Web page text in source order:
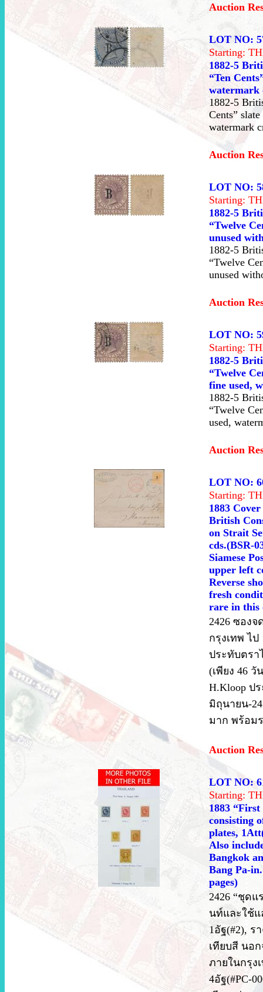
Auction
LOT NO:
Starting:
1882-5
“Ten
watermark
1882-5
Cents”
watermark
Auction
LOT NO:
Starting:
1882-5
“Twelve
unused
1882-5
“Twelve
unused
Auction
LOT NO:
Starting:
1882-5
“Twelve
fine used,
1882-5
“Twelve
used,
Auction
LOT NO:
Starting:
1883
British
on Strait
cds.(BSR-
Siamese
upper left
Reverse
fresh
rare in this
2426 ซอง
กรุงเทพ ไป
ประทับตรา
(เพียง 46 วั
H.Kloop ป
มิถุนายน-
มาก พร้อม
Auction
LOT NO:
Starting:
1883 “First
consisting
plates,
Also
Bangkok
Bang Pa-
pages)
2426 “ชุด
นท์และใช้แ
1อัฐ(#2), ร
เทียบสี นอ
ภายในกรุง
4อัฐ(#PC-